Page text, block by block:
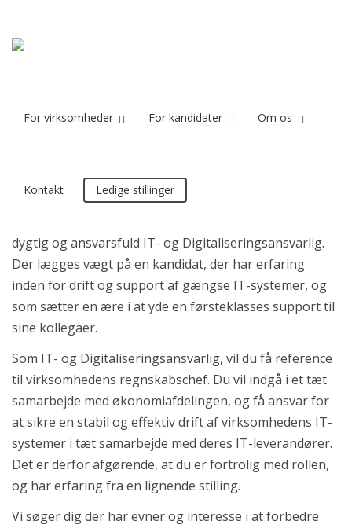
For virksomheder For kandidater Om os
Kontakt Ledige stillinger
IT- og
Stilling besat
dygtig og ansvarsfuld IT- og Digitaliseringsansvarlig.
Der lægges vægt på en kandidat, der har erfaring
inden for drift og support af gængse IT-systemer, og
som sætter en ære i at yde en førsteklasses support til
sine kollegaer.
Som IT- og Digitaliseringsansvarlig, vil du få reference
til virksomhedens regnskabschef. Du vil indgå i et tæt
samarbejde med økonomiafdelingen, og få ansvar for
at sikre en stabil og effektiv drift af virksomhedens IT-
systemer i tæt samarbejde med deres IT-leverandører.
Det er derfor afgørende, at du er fortrolig med rollen,
og har erfaring fra en lignende stilling.
Vi søger dig der har evner og interesse i at forbedre